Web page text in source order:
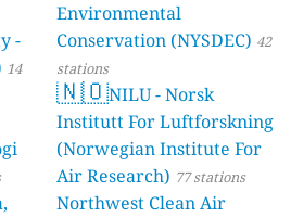
- LfU
-
14
Environmental
Conservation (NYSDEC) 42
stations
🇳🇴NILU - Norsk
Institutt For Luftforskning
(Norwegian Institute For
Air Research) 77 stations
Northwest Clean Air